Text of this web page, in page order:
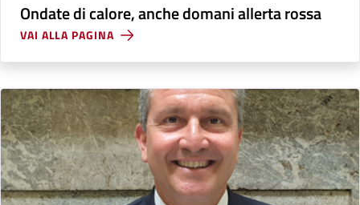
Ondate di calore, anche domani allerta rossa
VAI ALLA PAGINA